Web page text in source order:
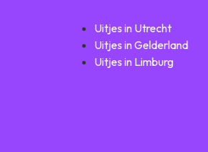
Uitjes in Utrecht
Uitjes in Gelderland
Uitjes in Limburg